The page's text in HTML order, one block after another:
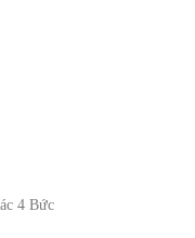
4 Bức